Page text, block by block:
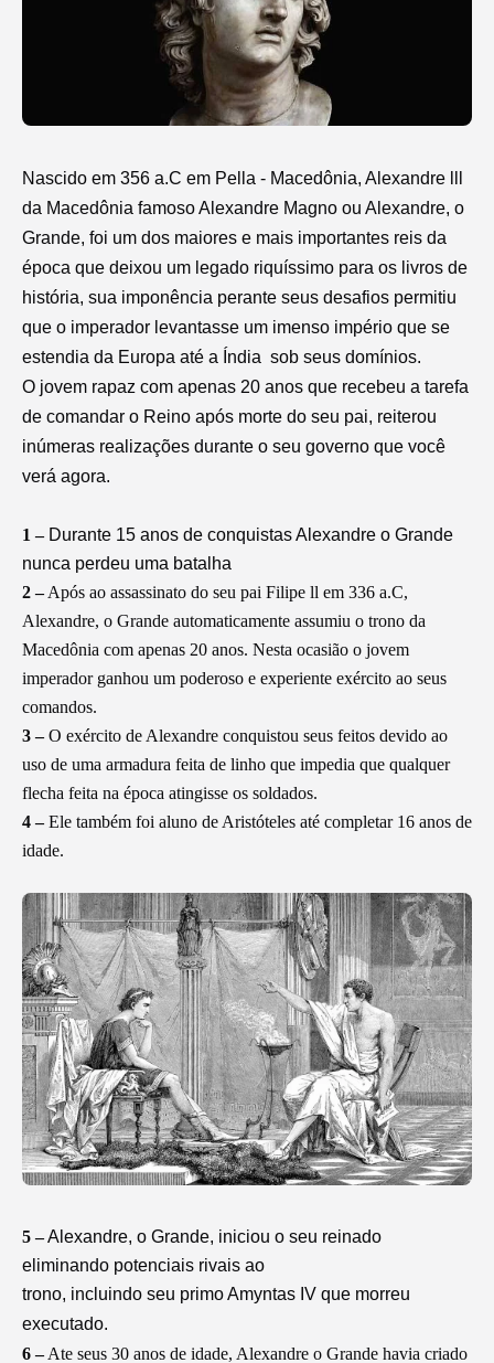
Nascido em 356 a.C em Pella - Macedônia, Alexandre lll
da Macedônia famoso Alexandre Magno ou Alexandre, o
Grande, foi um dos maiores e mais importantes reis da
época que deixou um legado riquíssimo para os livros de
história, sua imponência perante seus desafios permitiu
que o imperador levantasse um imenso império que se
estendia da Europa até a Índia sob seus domínios.
O jovem rapaz com apenas 20 anos que recebeu a tarefa
de comandar o Reino após morte do seu pai, reiterou
inúmeras realizações durante o seu governo que você
verá agora.
1 –Durante 15 anos de conquistas Alexandre o Grande
nunca perdeu uma batalha
2 –Após ao assassinato do seu pai Filipe ll em 336 a.C,
Alexandre, o Grande automaticamente assumiu o trono da
Macedônia com apenas 20 anos. Nesta ocasião o jovem
imperador ganhou um poderoso e experiente exército ao seus
comandos.
3 –O exército de Alexandre conquistou seus feitos devido ao
uso de uma armadura feita de linho que impedia que qualquer
flecha feita na época atingisse os soldados.
4 –Ele também foi aluno de Aristóteles até completar 16 anos de
idade.
5 –Alexandre, o Grande, iniciou o seu reinado
eliminando potenciais rivais ao
trono, incluindo seu primo Amyntas IV que morreu
executado.
6 –Ate seus 30 anos de idade, Alexandre o Grande havia criado